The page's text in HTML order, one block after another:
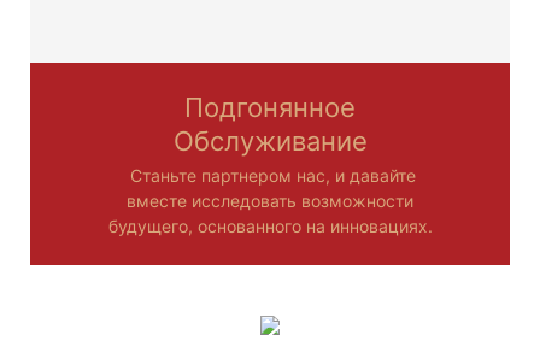
Подгонянное
Обслуживание
Станьте партнером нас, и давайте
вместе исследовать возможности
будущего, основанного на инновациях.